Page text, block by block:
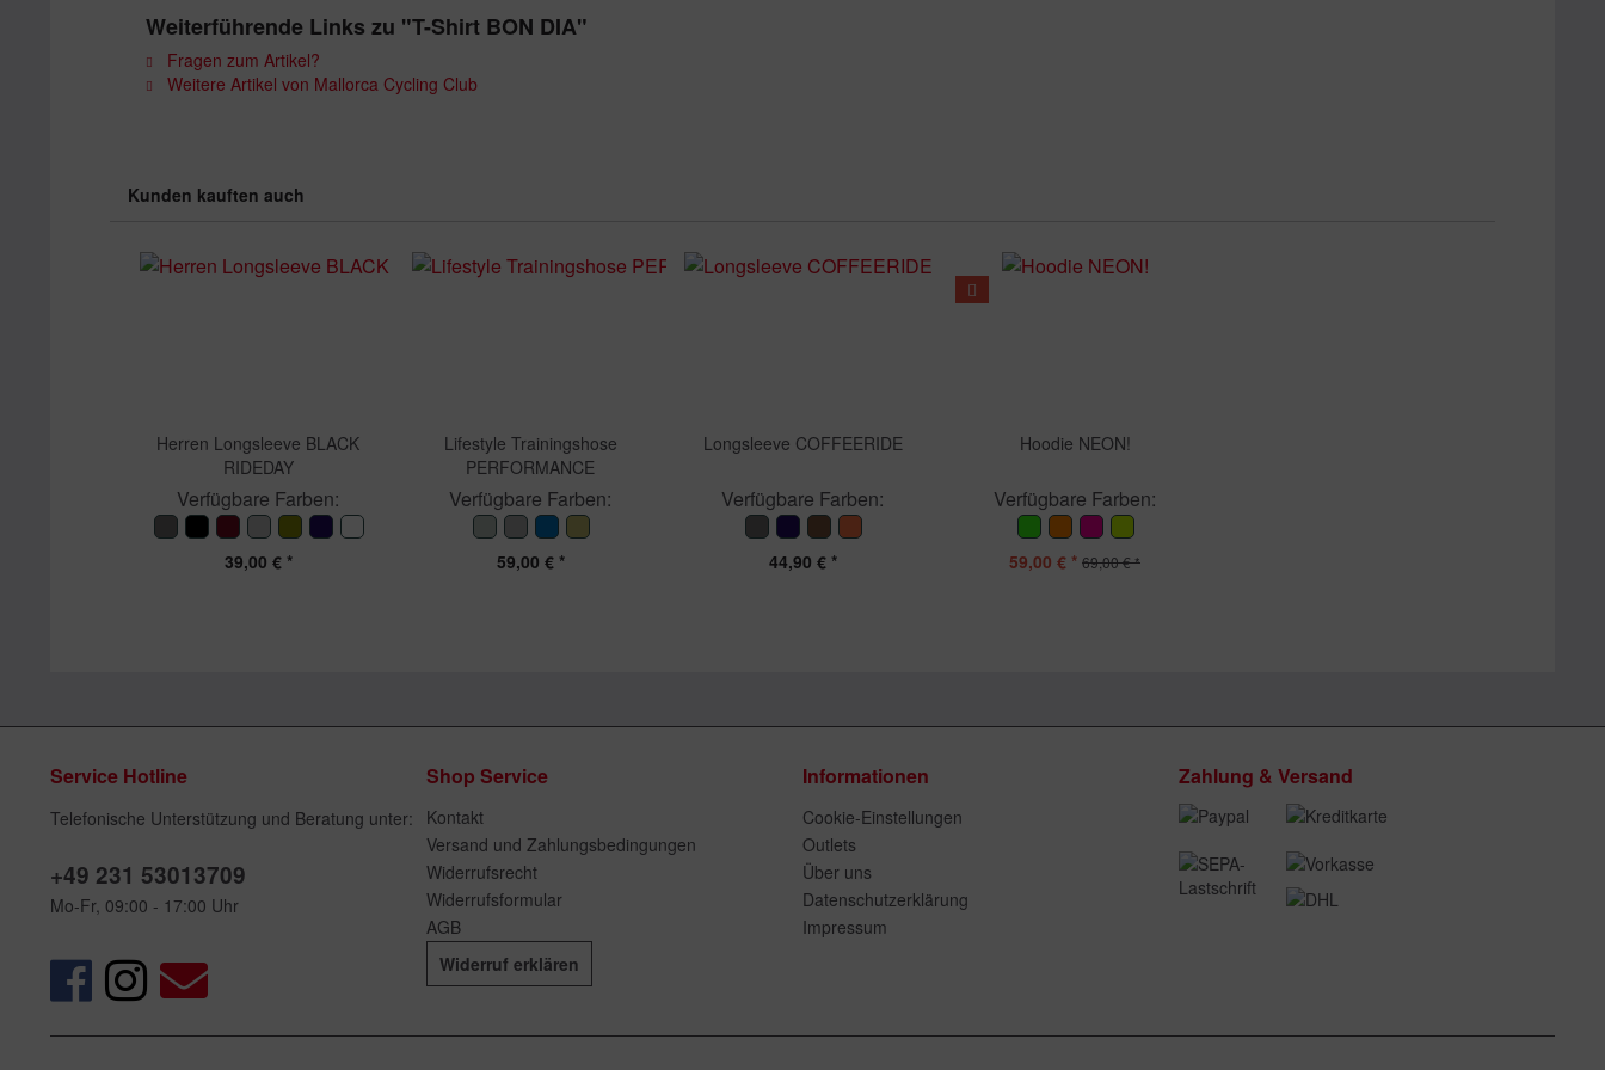
Weiterführende Links zu "T-Shirt BON DIA"
Fragen zum Artikel?
Weitere Artikel von Mallorca Cycling Club
Kunden kauften auch
Herren Longsleeve BLACK
RIDEDAY
Verfügbare Farben:
39,00 € *
Lifestyle Trainingshose
PERFORMANCE
Verfügbare Farben:
59,00 € *
Longsleeve COFFEERIDE
Verfügbare Farben:
44,90 € *
Hoodie NEON!
Verfügbare Farben:
59,00 € * 69,00 € *
Service Hotline
Telefonische Unterstützung und Beratung unter:
+49 231 53013709
Mo-Fr, 09:00 - 17:00 Uhr
Shop Service
Kontakt
Versand und Zahlungsbedingungen
Widerrufsrecht
Widerrufsformular
AGB
Widerruf erklären
Informationen
Cookie-Einstellungen
Outlets
Über uns
Datenschutzerklärung
Impressum
Zahlung & Versand